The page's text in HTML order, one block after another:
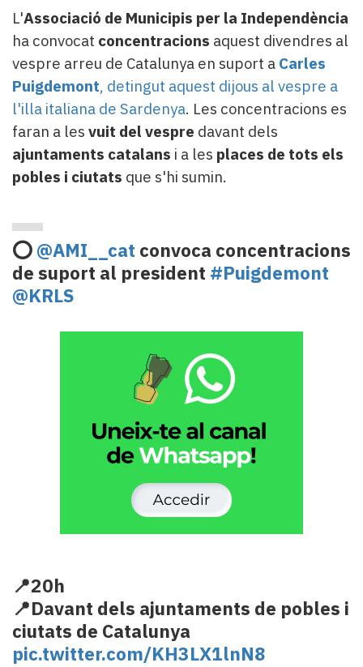
Contingut
Lo
més
llegit...
Editorial
L'Associació de Municipis per la Independència
ha convocat concentracions aquest divendres al
vespre arreu de Catalunya en suport a Carles
Puigdemont, detingut aquest dijous al vespre a
l'illa italiana de Sardenya. Les concentracions es
faran a les vuit del vespre davant dels
ajuntaments catalans i a les places de tots els
pobles i ciutats que s'hi sumin.
⭕️ @AMI__cat convoca concentracions
de suport al president #Puigdemont
@KRLS
📍20h
📍Davant dels ajuntaments de pobles i
ciutats de Catalunya
pic.twitter.com/KH3LX1lnN8